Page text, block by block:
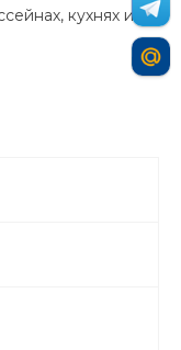
кухнях и